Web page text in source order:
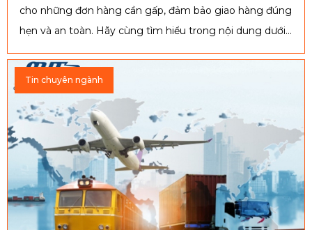
cho những đơn hàng cần gấp, đảm bảo giao hàng đúng
hẹn và an toàn. Hãy cùng tìm hiểu trong nội dung dưới
đây khi nào nên sử dụng dịch vụ này để vừa tiết kiệm
chi phí vừa đáp ứng kịp thời nhu cầu của bạn.
Tin chuyên ngành